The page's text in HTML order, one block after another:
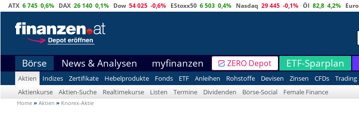
ATX 6 745 0,6% DAX 26 140 0,1% Dow 54 025 -0,6% EStoxx50 6 503 0,4% Nasdaq 29 445 -0,1% Öl 82,8 4,2% Euro
Börse News & Analysen myfinanzen ZERO Depot ETF-Sparplan
Aktien Indizes Zertifikate Hebelprodukte Fonds ETF Anleihen Rohstoffe Devisen Zinsen CFDs Trading
Aktienkurse
Aktien-Suche Realtimekurse Listen Termine Dividenden Börse-Social Female Finance
Home » Aktien » Knorex-Aktie